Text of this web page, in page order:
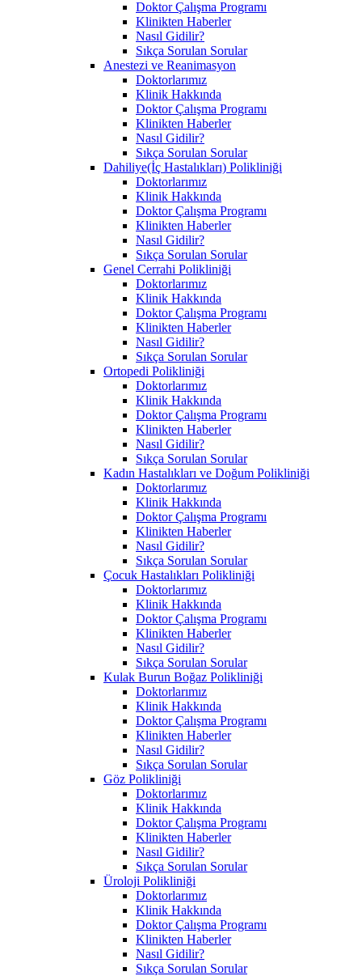
Doktor Çalışma Programı
Klinikten Haberler
Nasıl Gidilir?
Sıkça Sorulan Sorular
Anestezi ve Reanimasyon
Doktorlarımız
Klinik Hakkında
Doktor Çalışma Programı
Klinikten Haberler
Nasıl Gidilir?
Sıkça Sorulan Sorular
Dahiliye(İç Hastalıkları) Polikliniği
Doktorlarımız
Klinik Hakkında
Doktor Çalışma Programı
Klinikten Haberler
Nasıl Gidilir?
Sıkça Sorulan Sorular
Genel Cerrahi Polikliniği
Doktorlarımız
Klinik Hakkında
Doktor Çalışma Programı
Klinikten Haberler
Nasıl Gidilir?
Sıkça Sorulan Sorular
Ortopedi Polikliniği
Doktorlarımız
Klinik Hakkında
Doktor Çalışma Programı
Klinikten Haberler
Nasıl Gidilir?
Sıkça Sorulan Sorular
Kadın Hastalıkları ve Doğum Polikliniği
Doktorlarımız
Klinik Hakkında
Doktor Çalışma Programı
Klinikten Haberler
Nasıl Gidilir?
Sıkça Sorulan Sorular
Çocuk Hastalıkları Polikliniği
Doktorlarımız
Klinik Hakkında
Doktor Çalışma Programı
Klinikten Haberler
Nasıl Gidilir?
Sıkça Sorulan Sorular
Kulak Burun Boğaz Polikliniği
Doktorlarımız
Klinik Hakkında
Doktor Çalışma Programı
Klinikten Haberler
Nasıl Gidilir?
Sıkça Sorulan Sorular
Göz Polikliniği
Doktorlarımız
Klinik Hakkında
Doktor Çalışma Programı
Klinikten Haberler
Nasıl Gidilir?
Sıkça Sorulan Sorular
Üroloji Polikliniği
Doktorlarımız
Klinik Hakkında
Doktor Çalışma Programı
Klinikten Haberler
Nasıl Gidilir?
Sıkça Sorulan Sorular